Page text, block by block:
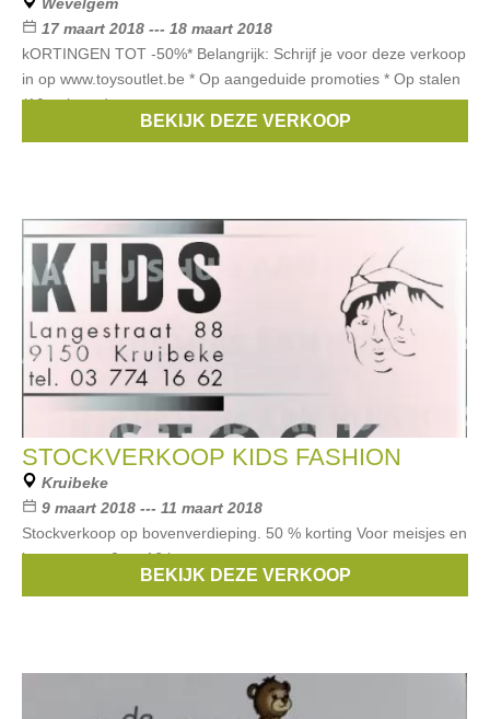
17 maart 2018 --- 18 maart 2018
kORTINGEN TOT -50%* Belangrijk: Schrijf je voor deze verkoop
in op www.toysoutlet.be * Op aangeduide promoties * Op stalen
(10 paletten)
,Haba,Barbie,Vtech,Tomy, ...
BEKIJK DEZE VERKOOP
STOCKVERKOOP KIDS FASHION
Kruibeke
9 maart 2018 --- 11 maart 2018
Stockverkoop op bovenverdieping. 50 % korting Voor meisjes en
jongens van 0 tot 16 jaar.
Babyface,CKS,Garcia ,Ten Cate
BEKIJK DEZE VERKOOP